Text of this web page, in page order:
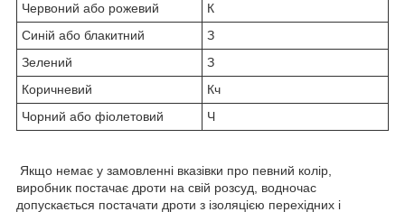
Червоний або рожевий
К
Синій або блакитний
З
Зелений
З
Коричневий
Кч
Чорний або фіолетовий
Ч
Якщо немає у замовленні вказівки про певний колір,
виробник постачає дроти на свій розсуд, водночас
допускається постачати дроти з ізоляцією перехідних і